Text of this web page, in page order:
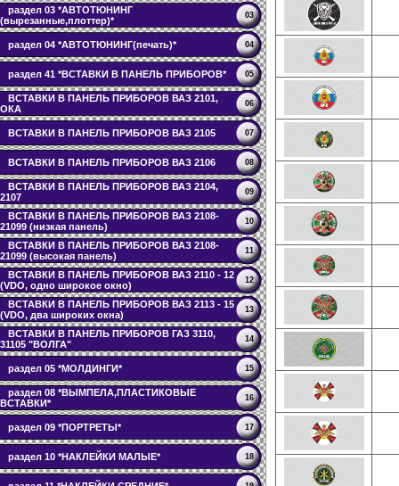
раздел 03 *АВТОТЮНИНГ
(вырезанные,плоттер)*
03
раздел 04 *АВТОТЮНИНГ(печать)* 04
раздел 41 *ВСТАВКИ В ПАНЕЛЬ ПРИБОРОВ* 05
ВСТАВКИ В ПАНЕЛЬ ПРИБОРОВ ВАЗ 2101,
ОКА
06
ВСТАВКИ В ПАНЕЛЬ ПРИБОРОВ ВАЗ 2105 07
ВСТАВКИ В ПАНЕЛЬ ПРИБОРОВ ВАЗ 2106 08
ВСТАВКИ В ПАНЕЛЬ ПРИБОРОВ ВАЗ 2104,
2107
09
ВСТАВКИ В ПАНЕЛЬ ПРИБОРОВ ВАЗ 2108-
21099 (низкая панель)
10
ВСТАВКИ В ПАНЕЛЬ ПРИБОРОВ ВАЗ 2108-
21099 (высокая панель)
11
ВСТАВКИ В ПАНЕЛЬ ПРИБОРОВ ВАЗ 2110 - 12
(VDO, одно широкое окно)
12
ВСТАВКИ В ПАНЕЛЬ ПРИБОРОВ ВАЗ 2113 - 15
(VDO, два широких окна)
13
ВСТАВКИ В ПАНЕЛЬ ПРИБОРОВ ГАЗ 3110,
31105 "ВОЛГА"
14
раздел 05 *МОЛДИНГИ* 15
раздел 08 *ВЫМПЕЛА,ПЛАСТИКОВЫЕ
ВСТАВКИ*
16
раздел 09 *ПОРТРЕТЫ* 17
раздел 10 *НАКЛЕЙКИ МАЛЫЕ* 18